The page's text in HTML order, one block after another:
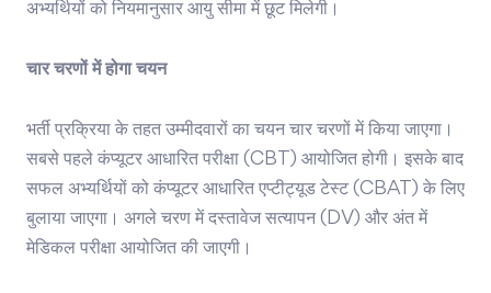
अभ्यर्थियों को नियमानुसार आयु सीमा में छूट मिलेगी।
चार चरणों में होगा चयन
भर्ती प्रक्रिया के तहत उम्मीदवारों का चयन चार चरणों में किया जाएगा।
सबसे पहले कंप्यूटर आधारित परीक्षा (CBT) आयोजित होगी। इसके बाद
सफल अभ्यर्थियों को कंप्यूटर आधारित एप्टीट्यूड टेस्ट (CBAT) के लिए
बुलाया जाएगा। अगले चरण में दस्तावेज सत्यापन (DV) और अंत में
मेडिकल परीक्षा आयोजित की जाएगी।